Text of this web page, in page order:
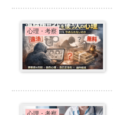
心理・考察
心理・考察